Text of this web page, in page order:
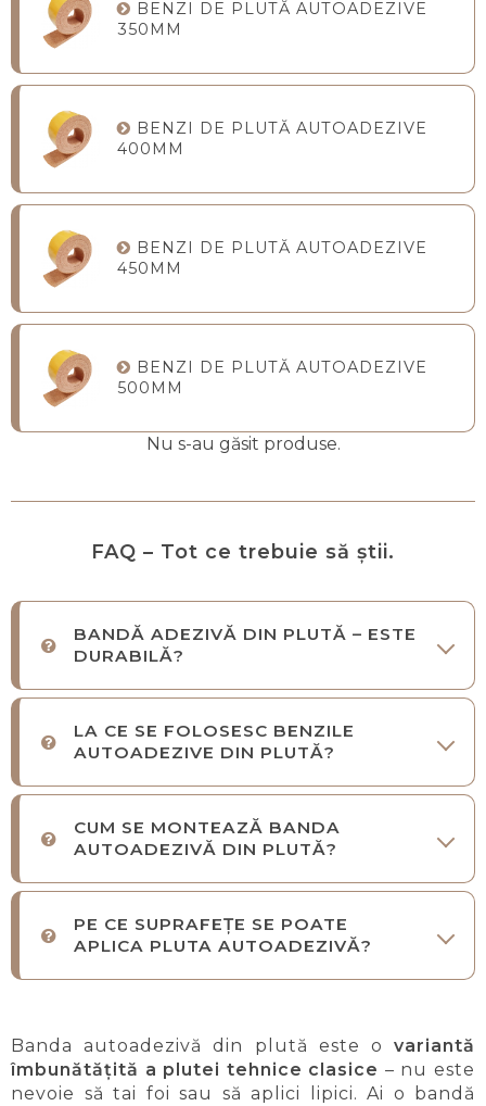
BENZI DE PLUTĂ AUTOADEZIVE
350MM
BENZI DE PLUTĂ AUTOADEZIVE
400MM
BENZI DE PLUTĂ AUTOADEZIVE
450MM
BENZI DE PLUTĂ AUTOADEZIVE
500MM
Nu s-au găsit produse.
FAQ – Tot ce trebuie să știi.
BANDĂ ADEZIVĂ DIN PLUTĂ – ESTE
DURABILĂ?
LA CE SE FOLOSESC BENZILE
AUTOADEZIVE DIN PLUTĂ?
CUM SE MONTEAZĂ BANDA
AUTOADEZIVĂ DIN PLUTĂ?
PE CE SUPRAFEȚE SE POATE
APLICA PLUTA AUTOADEZIVĂ?
Banda autoadezivă din plută este o variantă
îmbunătățită a plutei tehnice clasice – nu este
nevoie să tai foi sau să aplici lipici. Ai o bandă